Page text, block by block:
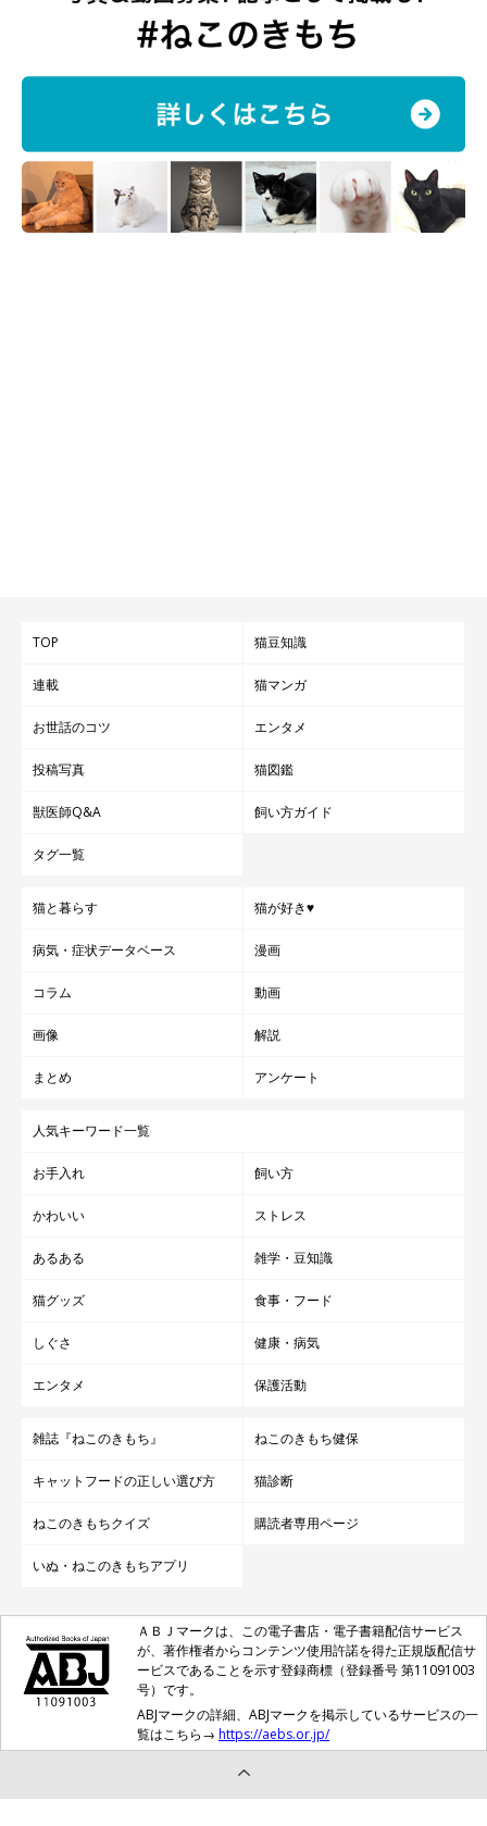
TOP 猫豆知識
連載 猫マンガ
お世話のコツ エンタメ
投稿写真 猫図鑑
獣医師Q&A 飼い方ガイド
タグ一覧
猫と暮らす 猫が好き♥
病気・症状データベース 漫画
コラム 動画
画像 解説
まとめ アンケート
人気キーワード一覧
お手入れ 飼い方
かわいい ストレス
あるある 雑学・豆知識
猫グッズ 食事・フード
しぐさ 健康・病気
エンタメ 保護活動
雑誌『ねこのきもち』 ねこのきもち健保
キャットフードの正しい選び方 猫診断
ねこのきもちクイズ 購読者専用ページ
いぬ・ねこのきもちアプリ
ＡＢＪマークは、この電子書店・電子書籍配信サービス
が、著作権者からコンテンツ使用許諾を得た正規版配信サ
ービスであることを示す登録商標（登録番号 第11091003
号）です。
ABJマークの詳細、ABJマークを掲示しているサービスの一
覧はこちら→ https://aebs.or.jp/